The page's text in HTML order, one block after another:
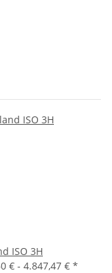
ISO 3H
€ - 4.847,47 € *